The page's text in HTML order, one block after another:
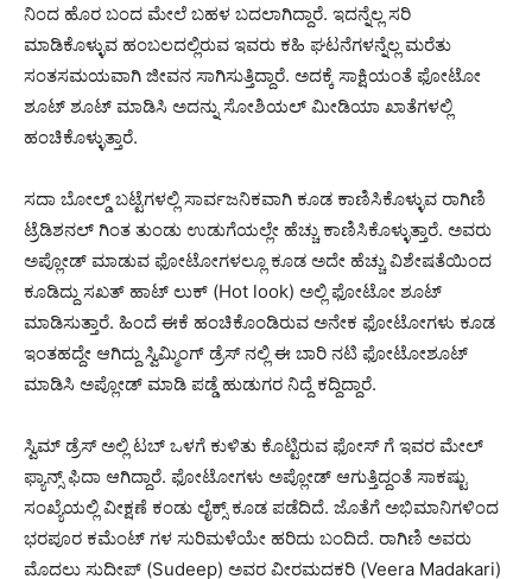
ನಿಂದ ಹೊರ ಬಂದ ಮೇಲೆ ಬಹಳ ಬದಲಾಗಿದ್ದಾರೆ. ಇದನ್ನೆಲ್ಲ ಸರಿ
ಮಾಡಿಕೊಳ್ಳುವ ಹಂಬಲದಲ್ಲಿರುವ ಇವರು ಕಹಿ ಘಟನೆಗಳನ್ನೆಲ್ಲ ಮರೆತು
ಸಂತಸಮಯವಾಗಿ ಜೀವನ ಸಾಗಿಸುತ್ತಿದ್ದಾರೆ. ಅದಕ್ಕೆ ಸಾಕ್ಷಿಯಂತೆ ಫೋಟೋ
ಶೂಟ್ ಶೂಟ್ ಮಾಡಿಸಿ ಅದನ್ನು ಸೋಶಿಯಲ್ ಮೀಡಿಯಾ ಖಾತೆಗಳಲ್ಲಿ
ಹಂಚಿಕೊಳ್ಳುತ್ತಾರೆ.
ಸದಾ ಬೋಲ್ಡ್ ಬಟ್ಟೆಗಳಲ್ಲಿ ಸಾರ್ವಜನಿಕವಾಗಿ ಕೂಡ ಕಾಣಿಸಿಕೊಳ್ಳುವ ರಾಗಿಣಿ
ಟ್ರೆಡಿಶನಲ್ ಗಿಂತ ತುಂಡು ಉಡುಗೆಯಲ್ಲೇ ಹೆಚ್ಚು ಕಾಣಿಸಿಕೊಳ್ಳುತ್ತಾರೆ. ಅವರು
ಅಪ್ಲೋಡ್ ಮಾಡುವ ಫೋಟೋಗಳಲ್ಲೂ ಕೂಡ ಅದೇ ಹೆಚ್ಚು ವಿಶೇಷತೆಯಿಂದ
ಕೂಡಿದ್ದು ಸಖತ್ ಹಾಟ್ ಲುಕ್ (Hot look) ಅಲ್ಲಿ ಫೋಟೋ ಶೂಟ್
ಮಾಡಿಸುತ್ತಾರೆ. ಹಿಂದೆ ಈಕೆ ಹಂಚಿಕೊಂಡಿರುವ ಅನೇಕ ಫೋಟೋಗಳು ಕೂಡ
ಇಂತಹದ್ದೇ ಆಗಿದ್ದು ಸ್ವಿಮ್ಮಿಂಗ್ ಡ್ರೆಸ್ ನಲ್ಲಿ ಈ ಬಾರಿ ನಟಿ ಫೋಟೋಶೂಟ್
ಮಾಡಿಸಿ ಅಪ್ಲೋಡ್ ಮಾಡಿ ಪಡ್ಡೆ ಹುಡುಗರ ನಿದ್ದೆ ಕದ್ದಿದ್ದಾರೆ.
ಸ್ವಿಮ್ ಡ್ರೆಸ್ ಅಲ್ಲಿ ಟಬ್ ಒಳಗೆ ಕುಳಿತು ಕೊಟ್ಟಿರುವ ಫೋಸ್ ಗೆ ಇವರ ಮೇಲ್
ಫ್ಯಾನ್ಸ್ ಫಿದಾ ಆಗಿದ್ದಾರೆ. ಫೋಟೋಗಳು ಅಪ್ಲೋಡ್ ಆಗುತ್ತಿದ್ದಂತೆ ಸಾಕಷ್ಟು
ಸಂಖ್ಯೆಯಲ್ಲಿ ವೀಕ್ಷಣೆ ಕಂಡು ಲೈಕ್ಸ್ ಕೂಡ ಪಡೆದಿದೆ. ಜೊತೆಗೆ ಅಭಿಮಾನಿಗಳಿಂದ
ಭರಪೂರ ಕಮೆಂಟ್ ಗಳ ಸುರಿಮಳೆಯೇ ಹರಿದು ಬಂದಿದೆ. ರಾಗಿಣಿ ಅವರು
ಮೊದಲು ಸುದೀಪ್ (Sudeep) ಅವರ ವೀರಮದಕರಿ (Veera Madakari)